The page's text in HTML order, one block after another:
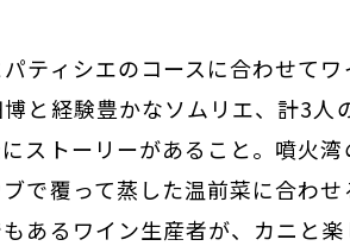
ティシエのコースに合わせて
と経験豊かなソムリエ、計3人
ストーリーがあること。噴火
で覆って蒸した温前菜に合わせ
あるワイン生産者が、カニと